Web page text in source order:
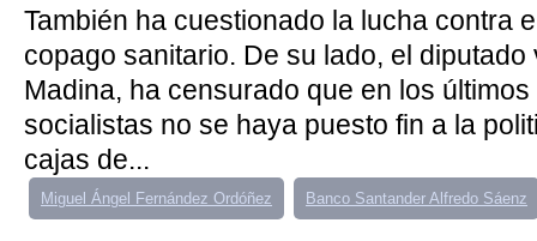
También ha cuestionado la lucha contra
copago sanitario. De su lado, el
Madina, ha censurado que en los
socialistas no se haya puesto fin a la
cajas de...
Miguel Ángel Fernández Ordóñez Banco Santander Alfredo Sáenz